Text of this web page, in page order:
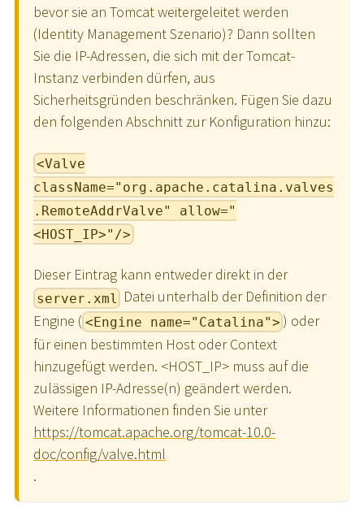
bevor sie an Tomcat weitergeleitet werden
(Identity Management Szenario)? Dann sollten
Sie die IP-Adressen, die sich mit der Tomcat-
Instanz verbinden dürfen, aus
Sicherheitsgründen beschränken. Fügen Sie dazu
den folgenden Abschnitt zur Konfiguration hinzu:
<Valve
className="org.apache.catalina.valves
.RemoteAddrValve" allow="
<HOST_IP>"/>
Dieser Eintrag kann entweder direkt in der
server.xml
Datei unterhalb der Definition der
Engine ( <Engine name="Catalina"> ) oder
für einen bestimmten Host oder Context
hinzugefügt werden. <HOST_IP> muss auf die
zulässigen IP-Adresse(n) geändert werden.
Weitere Informationen finden Sie unter
https://tomcat.apache.org/tomcat-10.0-
doc/config/valve.html
.